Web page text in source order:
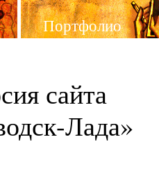
Портфолио
сайта
Лада»